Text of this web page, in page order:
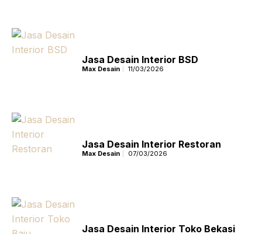
Jasa Desain Interior BSD
Max Desain 11/03/2026
Jasa Desain Interior Restoran
Max Desain 07/03/2026
Jasa Desain Interior Toko Bekasi